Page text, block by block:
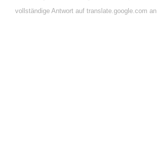
vollständige Antwort auf translate.google.com an